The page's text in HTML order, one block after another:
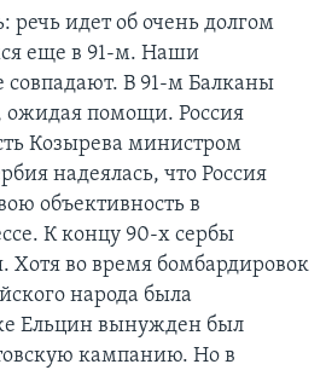
речь идет об очень долгом
еще в 91-м. Наши
В 91-м Балканы
ожидая помощи. Россия
Козырева министром
надеялась, что Россия
объективность в
К концу 90-х сербы
Хотя во время бомбардировок
народа была
Ельцин вынужден был
кампанию. Но в